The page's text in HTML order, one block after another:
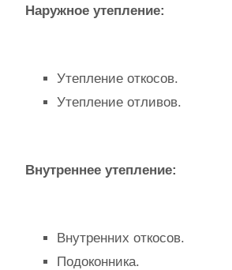
Наружное утепление:
Утепление откосов.
Утепление отливов.
Внутреннее утепление:
Внутренних откосов.
Подоконника.